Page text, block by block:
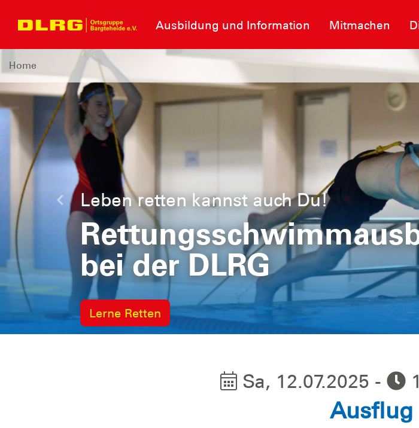
Ausbildung und Information Mitmachen
Home
Leben retten kannst auch Du!
bei der DLRG
Lerne Retten
Letzte
Sa, 12.07.2025 -
Ausflug